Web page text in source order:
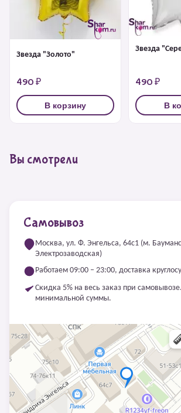
Звезда "Золото"
490 ₽
В корзину
Звезда
490 ₽
В
Вы смотрели
Самовывоз
Москва, ул. Ф. Энгельса, 64с1 (м.
Электрозаводская)
Работаем 09:00 – 23:00, доставка
Скидка 5% на весь заказ при
минимальной суммы.